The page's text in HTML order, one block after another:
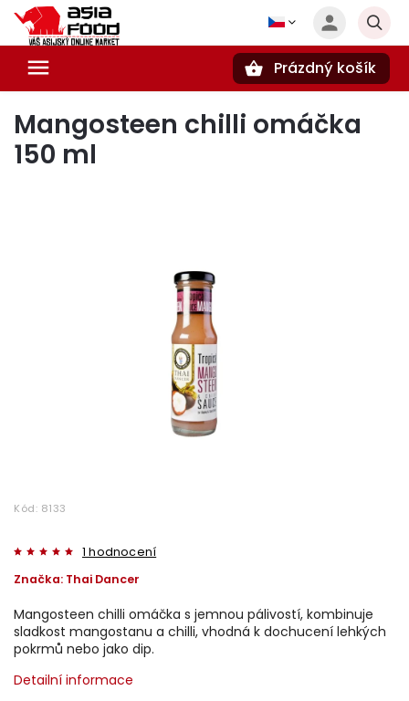
Prázdný košík
Mangosteen chilli omáčka
150 ml
Kód: 8133
1 hodnocení
Značka: Thai Dancer
Mangosteen chilli omáčka s jemnou pálivostí, kombinuje
sladkost mangostanu a chilli, vhodná k dochucení lehkých
pokrmů nebo jako dip.
Detailní informace